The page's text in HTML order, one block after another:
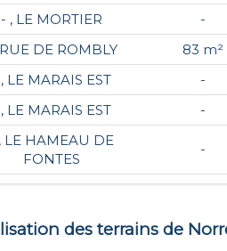
- , LE MORTIER -
DE ROMBLY 83 m²
LE MARAIS EST -
LE MARAIS EST -
LE HAMEAU DE
FONTES
-
des terrains de